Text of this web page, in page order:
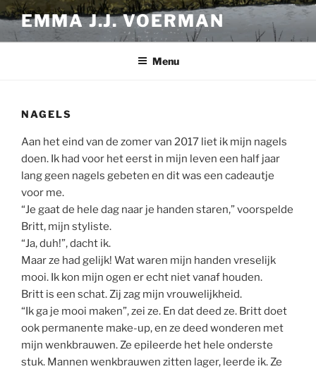
Ga
naar
de
EMMA J.J. VOERMAN
Menu
NAGELS
Aan het eind van de zomer van 2017 liet ik mijn nagels
doen. Ik had voor het eerst in mijn leven een half jaar
lang geen nagels gebeten en dit was een cadeautje
voor me.
“Je gaat de hele dag naar je handen staren,” voorspelde
Britt, mijn styliste.
“Ja, duh!”, dacht ik.
Maar ze had gelijk! Wat waren mijn handen vreselijk
mooi. Ik kon mijn ogen er echt niet vanaf houden.
Britt is een schat. Zij zag mijn vrouwelijkheid.
“Ik ga je mooi maken”, zei ze. En dat deed ze. Britt doet
ook permanente make-up, en ze deed wonderen met
mijn wenkbrauwen. Ze epileerde het hele onderste
stuk. Mannen wenkbrauwen zitten lager, leerde ik. Ze